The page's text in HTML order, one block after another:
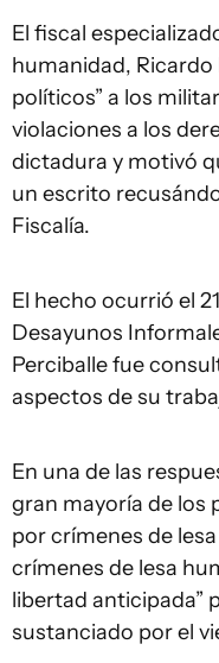
El fiscal
humanidad, Ricardo
políticos” a los
violaciones a los
dictadura y motivó
un escrito
Fiscalía.
El hecho ocurrió el
Desayunos
Perciballe fue
aspectos de su
En una de las
gran mayoría de los
por crímenes de
crímenes de lesa
libertad anticipada”
sustanciado por el